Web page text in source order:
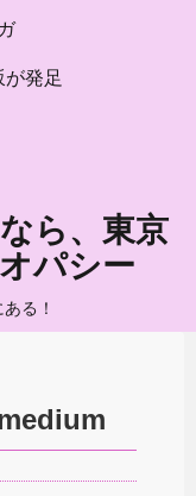
発足
ら、東京
パシー
る！